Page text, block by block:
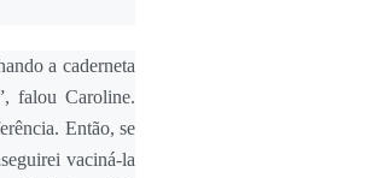
a caderneta
falou Caroline.
Então, se
vaciná-la